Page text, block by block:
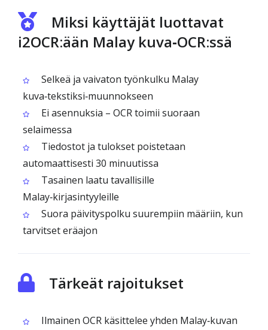
Miksi käyttäjät luottavat
i2OCR:ään Malay kuva‑OCR:ssä
Selkeä ja vaivaton työnkulku Malay
kuva‑tekstiksi‑muunnokseen
Ei asennuksia – OCR toimii suoraan
selaimessa
Tiedostot ja tulokset poistetaan
automaattisesti 30 minuutissa
Tasainen laatu tavallisille
Malay‑kirjasintyyleille
Suora päivityspolku suurempiin määriin, kun
tarvitset eräajon
Tärkeät rajoitukset
Ilmainen OCR käsittelee yhden Malay‑kuvan